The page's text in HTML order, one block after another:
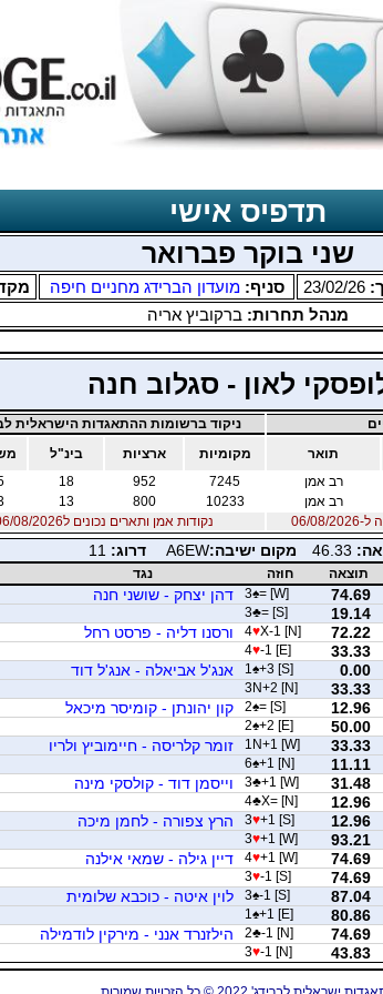
תדפיס אישי
שני בוקר פברואר
23/02/26 סניף:מועדון הברידג מחניים חיפה
מנהל תחרות: ברקוביץ אריה
לאון - סגלוב חנה
ניקוד ברשומות ההתאגדות הישראלית
תואר מקומיות ארציות בינ"ל
רב אמן 7245
952
18
רב אמן 10233
800
13
2026
נקודות אמן ותארים נכונים ל06/08/2026
46.33 מקום ישיבה:A6EW דרוג: 11
תוצאה חוזה
נגד
74.69
3♠= [W] דהן יצחק - שושני חנה
19.14
3♣= [S]
72.22
4♥X-1 [N] ורסנו דליה - פרסט רחל
33.33
4♥-1 [E]
0.00
1 ♠+3 [S] אנג'ל אביאלה - אנג'ל דוד
33.33
3N+2 [N]
12.96
2♠= [S] קון יהונתן - קומיסר מיכאל
50.00
2♠+2 [E]
33.33
1N+1 [W] זומר קלריסה - חיימוביץ ולריו
11.11
6♠+1 [N]
31.48
3♣+1 [W] וייסמן דוד - קולסקי מינה
12.96
4♣X= [N]
12.96
3♥+1 [S] הרץ צפורה - לחמן מיכה
93.21
3♥+1 [W]
74.69
4♥+1 [W] דיין גילה - שמאי אילנה
74.69
3♥-1 [S]
87.04
3♠-1 [S] לוין איטה - כוכבא שלומית
80.86
1 ♠+1 [E]
74.69
2♣-1 [N] הילזנרד אנני - מירקין לודמילה
43.83
3♥-1 [N]